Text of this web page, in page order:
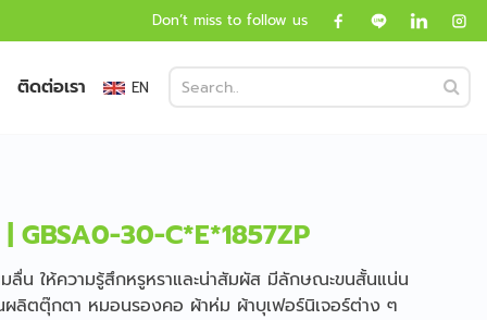
Don’t miss to follow us
ติดต่อเรา EN
30-C*E*1857ZP
ลื่น ให้ความรู้สึกหรูหราและน่าสัมผัส มีลักษณะขนสั้นแน่น
ผลิตตุ๊กตา หมอนรองคอ ผ้าห่ม ผ้าบุเฟอร์นิเจอร์ต่าง ๆ